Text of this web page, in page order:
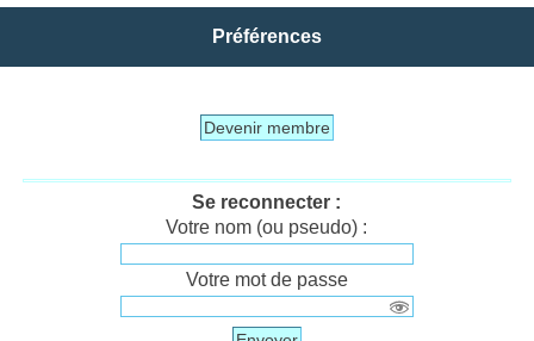
Préférences
Devenir membre
Se reconnecter :
Votre nom (ou pseudo) :
Votre mot de passe